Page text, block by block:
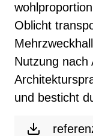
Oblicht
Nutzung nach
und besticht